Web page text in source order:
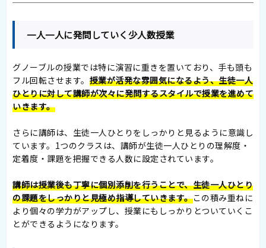
一人一人に発問していく少人数授業
グノーブルの授業では特に演習に重きを置いており、手も頭も
フル回転させます。 授業が活発な雰囲気になるよう、生徒一人
ひとりに対して講師が次々に発問するスタイルで授業を進めて
いきます。
さらに講師は、生徒一人ひとりをしっかりと見るように意識し
ています。1つのクラスは、講師が生徒一人ひとりの理解度・
定着度・課題を把握できる人数に設定されています。
講師は授業後も丁寧に個別添削を行うことで、生徒一人ひとり
の課題をしっかりと見極め指導していきます。この積み重ねに
より個々の学力がアップし、授業にもしっかりとついていくこ
とができるようになります。